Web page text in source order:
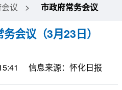
议 > 市政府常务会议
会议（3月23日）
信息来源：怀化日报